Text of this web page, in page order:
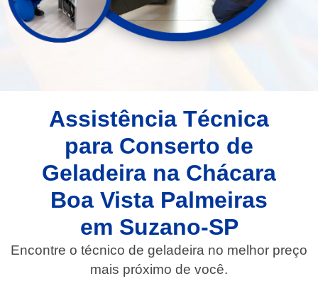
Assistência Técnica
para Conserto de
Geladeira na Chácara
Boa Vista Palmeiras
em Suzano-SP
Encontre o técnico de geladeira no melhor preço
mais próximo de você.